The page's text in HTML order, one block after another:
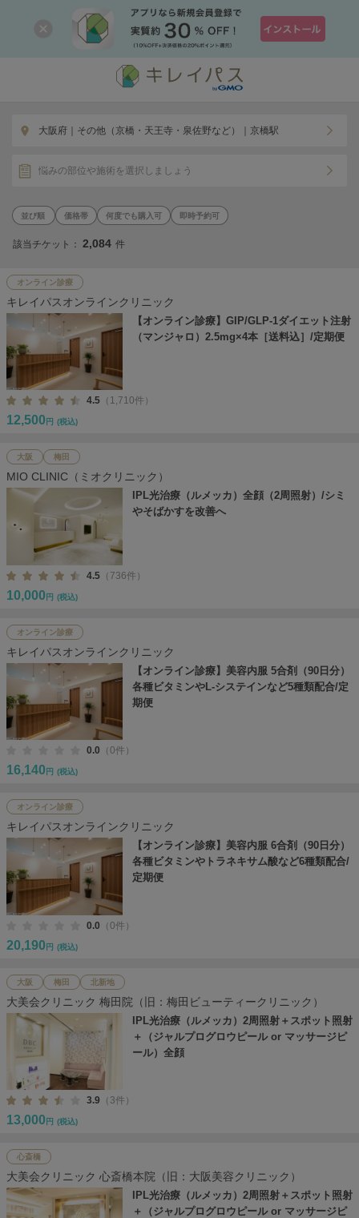
大阪府｜その他（京橋・天王寺・泉佐野など）｜京橋駅
悩みの部位や施術を選択しましょう
価格帯 何度でも購入可 即時予約可
該当チケット： 2,084 件
オンライン診療
キレイパスオンラインクリニック
【オンライン診療】GIP/GLP-1ダイエット注射
（マンジャロ）2.5mg×4本［送料込］/定期便
4.5 （1,710件）
12,500 円 (税込)
大阪 梅田
MIO CLINIC（ミオクリニック）
IPL光治療（ルメッカ）全顔（2周照射）/シミ
やそばかすを改善へ
4.5 （736件）
10,000 円 (税込)
オンライン診療
キレイパスオンラインクリニック
【オンライン診療】美容内服 5合剤（90日分）
各種ビタミンやL-システインなど5種類配合/定
期便
0.0 （0件）
16,140 円 (税込)
オンライン診療
キレイパスオンラインクリニック
【オンライン診療】美容内服 6合剤（90日分）
各種ビタミンやトラネキサム酸など6種類配合/
定期便
0.0 （0件）
20,190 円 (税込)
大阪 梅田 北新地
大美会クリニック 梅田院（旧：梅田ビューティークリニック）
IPL光治療（ルメッカ）2周照射＋スポット照射
＋（ジャルプログロウピール or マッサージピ
ール）全顔
3.9 （3件）
13,000 円 (税込)
心斎橋
大美会クリニック 心斎橋本院（旧：大阪美容クリニック）
IPL光治療（ルメッカ）2周照射＋スポット照射
＋（ジャルプログロウピール or マッサージピ